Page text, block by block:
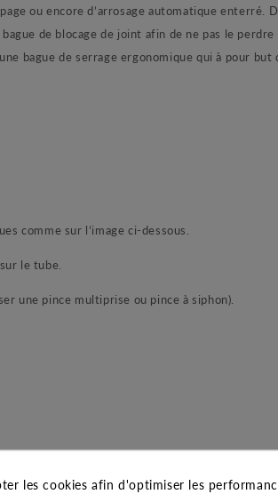
ou encore d’arrosage automatique enterré.
de blocage de joint afin de ne pas le
bague de serrage ergonomique qui à pour
comme sur l’image ci-dessous.
le tube.
une pince multiprise ou pince à siphon).
les cookies afin d'optimiser les